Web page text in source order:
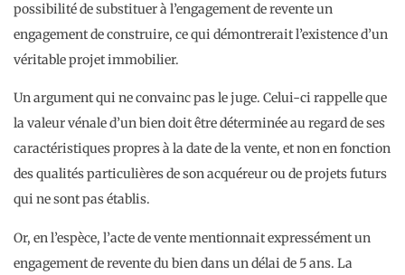
possibilité de substituer à l’engagement de revente un
engagement de construire, ce qui démontrerait l’existence d’un
véritable projet immobilier.
Un argument qui ne convainc pas le juge. Celui-ci rappelle que
la valeur vénale d’un bien doit être déterminée au regard de ses
caractéristiques propres à la date de la vente, et non en fonction
des qualités particulières de son acquéreur ou de projets futurs
qui ne sont pas établis.
Or, en l’espèce, l’acte de vente mentionnait expressément un
engagement de revente du bien dans un délai de 5 ans. La